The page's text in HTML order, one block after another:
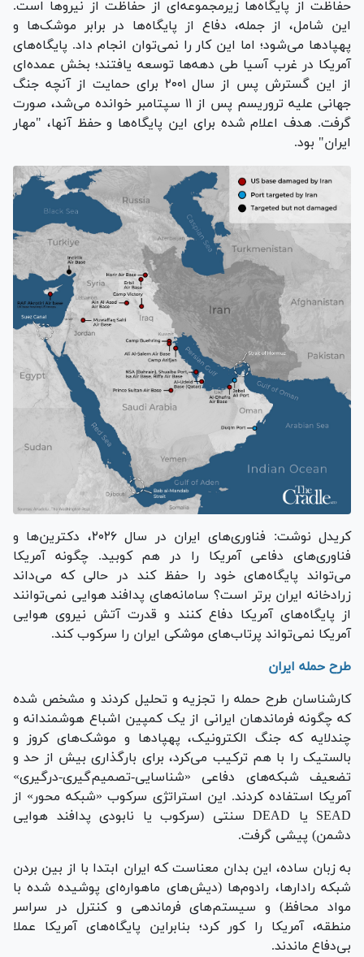
حفاظت از پایگاه‌ها زیرمجموعه‌ای از حفاظت از نیرو‌ها است.
این شامل، از جمله، دفاع از پایگاه‌ها در برابر موشک‌ها و
پهپاد‌ها می‌شود؛ اما این کار را نمی‌توان انجام داد. پایگاه‌های
آمریکا در غرب آسیا طی دهه‌ها توسعه یافتند؛ بخش عمده‌ای
از این گسترش پس از سال ۲۰۰۱ برای حمایت از آنچه جنگ
جهانی علیه تروریسم پس از ۱۱ سپتامبر خوانده می‌شد، صورت
گرفت. هدف اعلام شده برای این پایگاه‌ها و حفظ آنها، "مهار
ایران" بود.
کریدل نوشت: فناوری‌های ایران در سال ۲۰۲۶، دکترین‌ها و
فناوری‌های دفاعی آمریکا را در هم کوبید. چگونه آمریکا
می‌تواند پایگاه‌های خود را حفظ کند در حالی که می‌داند
زرادخانه ایران برتر است؟ سامانه‌های پدافند هوایی نمی‌توانند
از پایگاه‌های آمریکا دفاع کنند و قدرت آتش نیروی هوایی
آمریکا نمی‌تواند پرتاب‌های موشکی ایران را سرکوب کند.
طرح حمله ایران
کارشناسان طرح حمله را تجزیه و تحلیل کردند و مشخص شده
که چگونه فرماندهان ایرانی از یک کمپین اشباع هوشمندانه و
چندلایه که جنگ الکترونیک، پهپاد‌ها و موشک‌های کروز و
بالستیک را با هم ترکیب می‌کرد، برای بارگذاری بیش از حد و
تضعیف شبکه‌های دفاعی «شناسایی-تصمیم‌گیری-درگیری»
آمریکا استفاده کردند. این استراتژی سرکوب «شبکه محور» از
SEAD یا DEAD سنتی (سرکوب یا نابودی پدافند هوایی
دشمن) پیشی گرفت.
به زبان ساده، این بدان معناست که ایران ابتدا با از بین بردن
شبکه رادارها، رادوم‌ها (دیش‌های ماهواره‌ای پوشیده شده با
مواد محافظ) و سیستم‌های فرماندهی و کنترل در سراسر
منطقه، آمریکا را کور کرد؛ بنابراین پایگاه‌های آمریکا عملا
بی‌دفاع ماندند.